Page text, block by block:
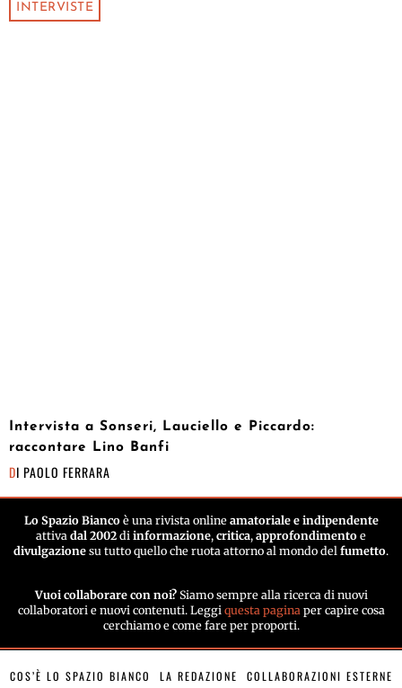
INTERVISTE
Intervista a Sonseri, Lauciello e Piccardo:
raccontare Lino Banfi
DI PAOLO FERRARA
Lo Spazio Biancoè una rivista online amatoriale e indipendente
attiva dal 2002 di informazione, critica, approfondimento e
divulgazione su tutto quello che ruota attorno al mondo del fumetto.
Vuoi collaborare con noi? Siamo sempre alla ricerca di nuovi
collaboratori e nuovi contenuti. Leggi questa paginaper capire cosa
cerchiamo e come fare per proporti.
COS’È LO SPAZIO BIANCO LA REDAZIONE
COLLABORAZIONI ESTERNE